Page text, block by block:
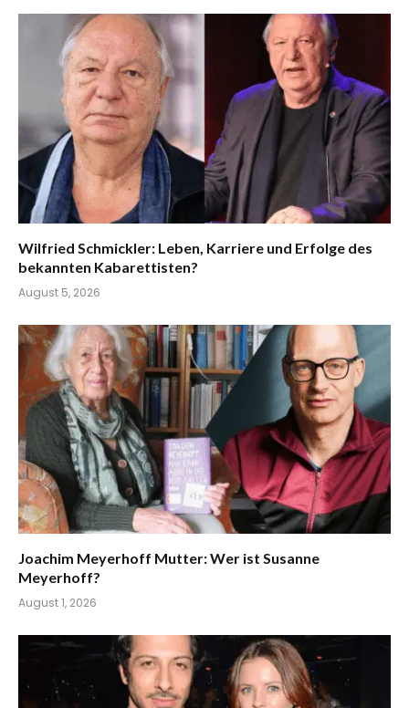
Wilfried Schmickler: Leben, Karriere und Erfolge des
bekannten Kabarettisten?
August 5, 2026
Joachim Meyerhoff Mutter: Wer ist Susanne
Meyerhoff?
August 1, 2026